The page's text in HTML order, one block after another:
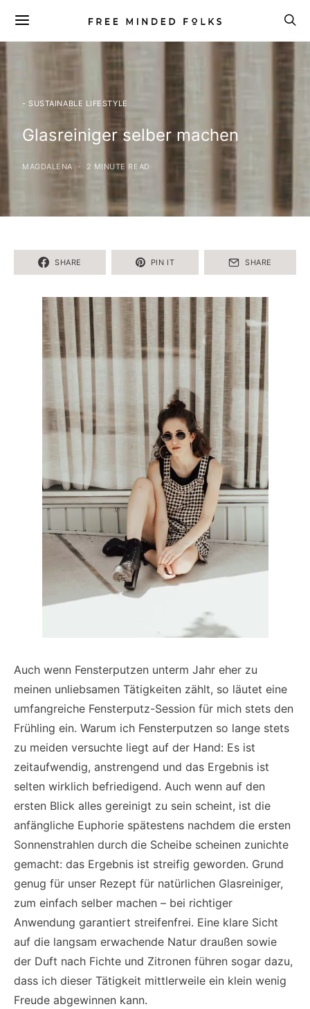
- SUSTAINABLE LIFESTYLE
Glasreiniger selber machen
MAGDALENA 2 MINUTE READ
SHARE PIN IT SHARE
Auch wenn Fensterputzen unterm Jahr eher zu
meinen unliebsamen Tätigkeiten zählt, so läutet eine
umfangreiche Fensterputz-Session für mich stets den
Frühling ein. Warum ich Fensterputzen so lange stets
zu meiden versuchte liegt auf der Hand: Es ist
zeitaufwendig, anstrengend und das Ergebnis ist
selten wirklich befriedigend. Auch wenn auf den
ersten Blick alles gereinigt zu sein scheint, ist die
anfängliche Euphorie spätestens nachdem die ersten
Sonnenstrahlen durch die Scheibe scheinen zunichte
gemacht: das Ergebnis ist streifig geworden. Grund
genug für unser Rezept für natürlichen Glasreiniger,
zum einfach selber machen – bei richtiger
Anwendung garantiert streifenfrei. Eine klare Sicht
auf die langsam erwachende Natur draußen sowie
der Duft nach Fichte und Zitronen führen sogar dazu,
dass ich dieser Tätigkeit mittlerweile ein klein wenig
Freude abgewinnen kann.